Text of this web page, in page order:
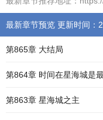
最新章节预览 更新时间：
第865章 大结局
第864章 时间在星海城是
第863章 星海城之主